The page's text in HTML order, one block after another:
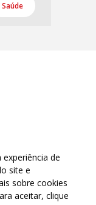
Saúde
de
site e
sobre cookies
aceitar, clique